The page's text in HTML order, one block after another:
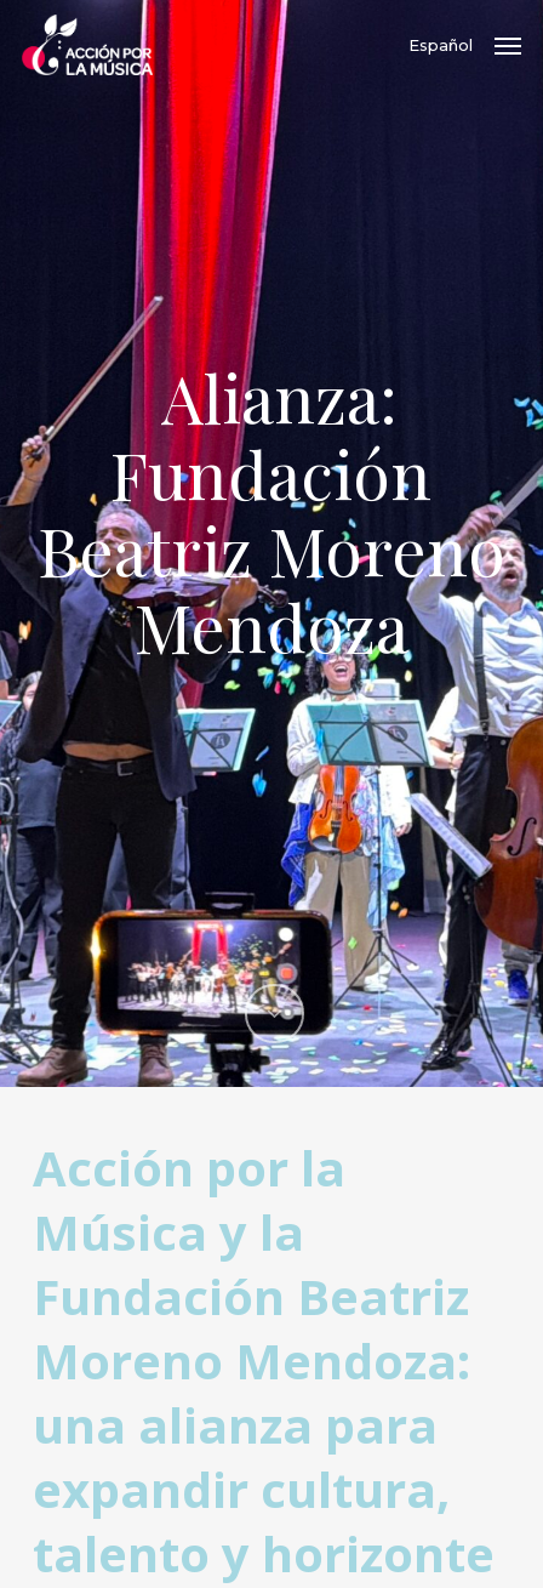
main
Español
Alianza:
Fundación
Beatriz Moreno
Mendoza
Acción por la
Música y la
Fundación Beatriz
Moreno Mendoza:
una alianza para
expandir cultura,
talento y horizonte